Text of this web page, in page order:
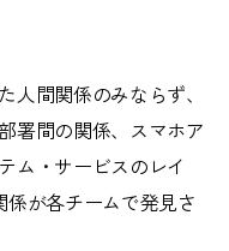
人間関係のみならず、
署間の関係、スマホア
ム・サービスのレイ
が各チームで発見さ